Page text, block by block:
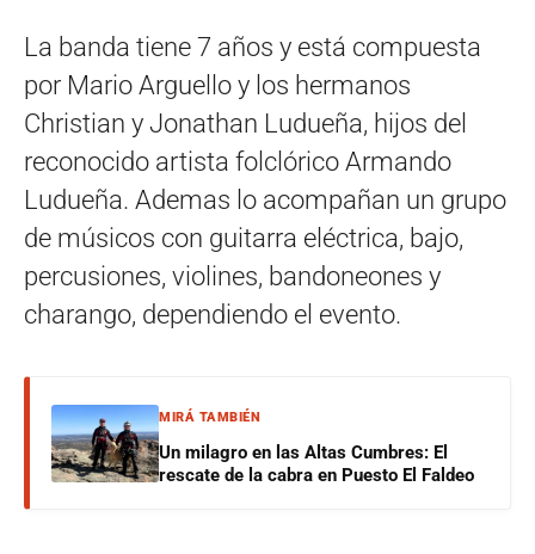
La banda tiene 7 años y está compuesta
por Mario Arguello y los hermanos
Christian y Jonathan Ludueña, hijos del
reconocido artista folclórico Armando
Ludueña. Ademas lo acompañan un grupo
de músicos con guitarra eléctrica, bajo,
percusiones, violines, bandoneones y
charango, dependiendo el evento.
MIRÁ TAMBIÉN
Un milagro en las Altas Cumbres: El
rescate de la cabra en Puesto El Faldeo